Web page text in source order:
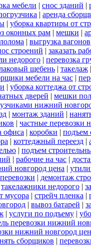
мебели | снос зданий |
| аренда
| уборка квартиры от
оконных рам | мешки |
| выгрузка вагонов
строений | заказать
недорого | перевозка
щебень | такелаж
мебели на час |
| уборка коттеджа от
дверей | мешки
нижний
| монтаж зданий |
| частные перевозки
офиса | коробки | подъем
| коттеджный переезд |
| подъем
| рабочие на час |
новгород цена |
| демонтаж
такелажники недорого |
мусора | стрейч пленка |
| вывоз батарей |
| услуги по подъему |
перевозки нижний
нижний новгород
сборщиков |